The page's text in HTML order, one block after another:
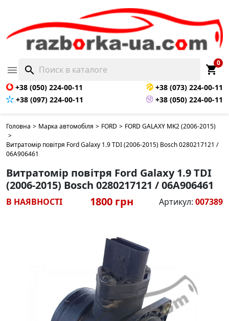
 search shopping_cart
0
+38 (050) 224-00-11
+38 (073) 224-00-11
+38 (097) 224-00-11
+38 (050) 224-00-11
Головна > Марка автомобіля > FORD > FORD GALAXY MK2 (2006-2015)
>
Витратомір повітря Ford Galaxy 1.9 TDI (2006-2015) Bosch 0280217121 /
06A906461
Витратомір повітря Ford Galaxy 1.9 TDI
(2006-2015) Bosch 0280217121 / 06A906461
В НАЯВНОСТІ 1800 грн Артикул: 007389